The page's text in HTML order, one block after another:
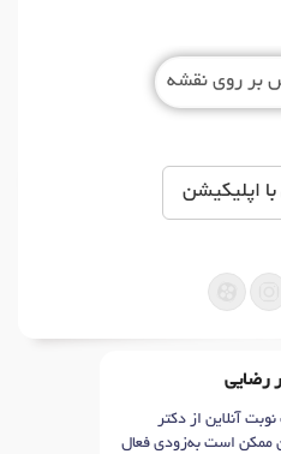
بر روی نقشه
اپلیکیشن
رضایی
آنلاین از دکتر
ممکن است به‌زودی فعال